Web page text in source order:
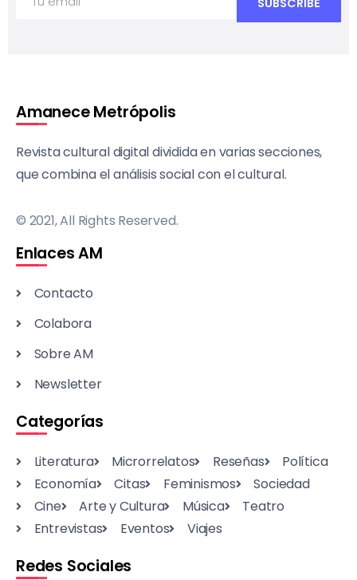
Amanece Metrópolis
Revista cultural digital dividida en varias secciones,
que combina el análisis social con el cultural.
© 2021, All Rights Reserved.
Enlaces AM
Contacto
Colabora
Sobre AM
Newsletter
Categorías
Literatura Microrrelatos Reseñas
Política
Economía
Citas Feminismos
Sociedad
Cine
Arte y Cultura Música
Teatro
Entrevistas
Eventos Viajes
Redes Sociales